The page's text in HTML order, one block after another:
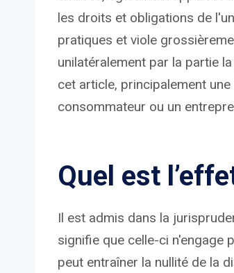
les droits et obligations de
pratiques et viole
unilatéralement par la partie
cet article, principalement
consommateur ou un
Quel est
Il est admis dans la
signifie que celle-ci n'engage
peut entraîner la nullité de la